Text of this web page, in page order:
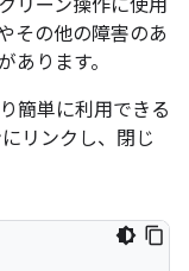
リーン操作に使用
その他の障害のあ
あります。
簡単に利用できる
リンクし、閉じ